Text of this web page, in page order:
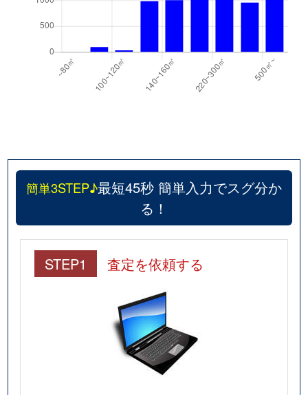
簡単3STEP♪最短45秒 簡単入力でスグ分か
る！
STEP1 査定を依頼する